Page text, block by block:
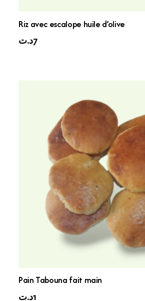
Riz avec escalope huile d’olive
7د.ت
Pain Tabouna fait main
1د.ت